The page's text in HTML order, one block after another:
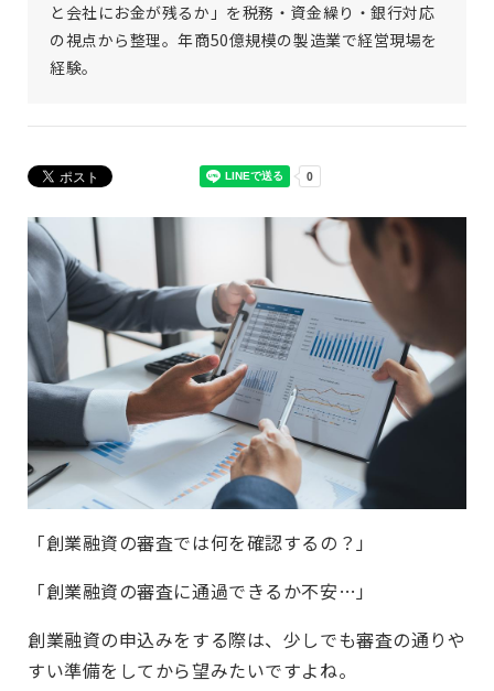
と会社にお金が残るか」を税務・資金繰り・銀行対応
の視点から整理。年商50億規模の製造業で経営現場を
経験。
「創業融資の審査では何を確認するの？」
「創業融資の審査に通過できるか不安…」
創業融資の申込みをする際は、少しでも審査の通りや
すい準備をしてから望みたいですよね。